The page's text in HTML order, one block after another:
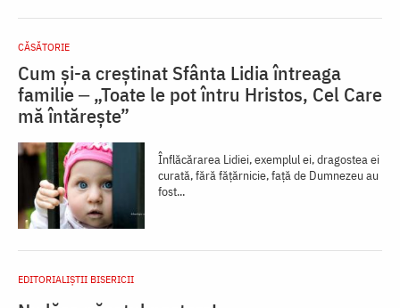
CĂSĂTORIE
Cum și-a creștinat Sfânta Lidia întreaga
familie ‒ „Toate le pot întru Hristos, Cel Care
mă întărește”
Înflăcărarea Lidiei, exemplul ei, dragostea ei
curată, fără fățărnicie, față de Dumnezeu au
fost...
EDITORIALIȘTII BISERICII